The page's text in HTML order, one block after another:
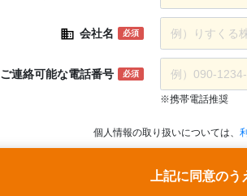
会社名 必須
ご連絡可能な電話番号 必須
※携帯電話推奨
個人情報の取り扱いについては、
上記に同意の